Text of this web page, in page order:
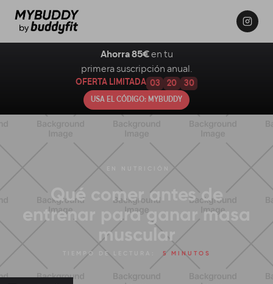
Qué comer antes de
entrenar para ganar masa
muscular
TIEMPO DE LECTURA: 5 MINUTOS
Ahorra 85€ en tu
primera suscripción anual.
OFERTA LIMITADA 03 20 29
USA EL CÓDIGO: MYBUDDY